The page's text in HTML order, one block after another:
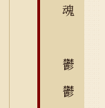
魂
鬱
鬱